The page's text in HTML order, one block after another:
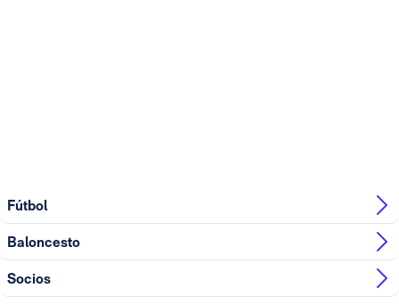
Fútbol
Baloncesto
Socios